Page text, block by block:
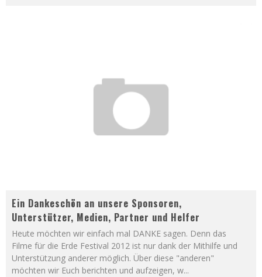
Ein Dankeschön an unsere Sponsoren,
Unterstützer, Medien, Partner und Helfer
Heute möchten wir einfach mal DANKE sagen. Denn das
Filme für die Erde Festival 2012 ist nur dank der Mithilfe und
Unterstützung anderer möglich. Über diese "anderen"
möchten wir Euch berichten und aufzeigen, w...